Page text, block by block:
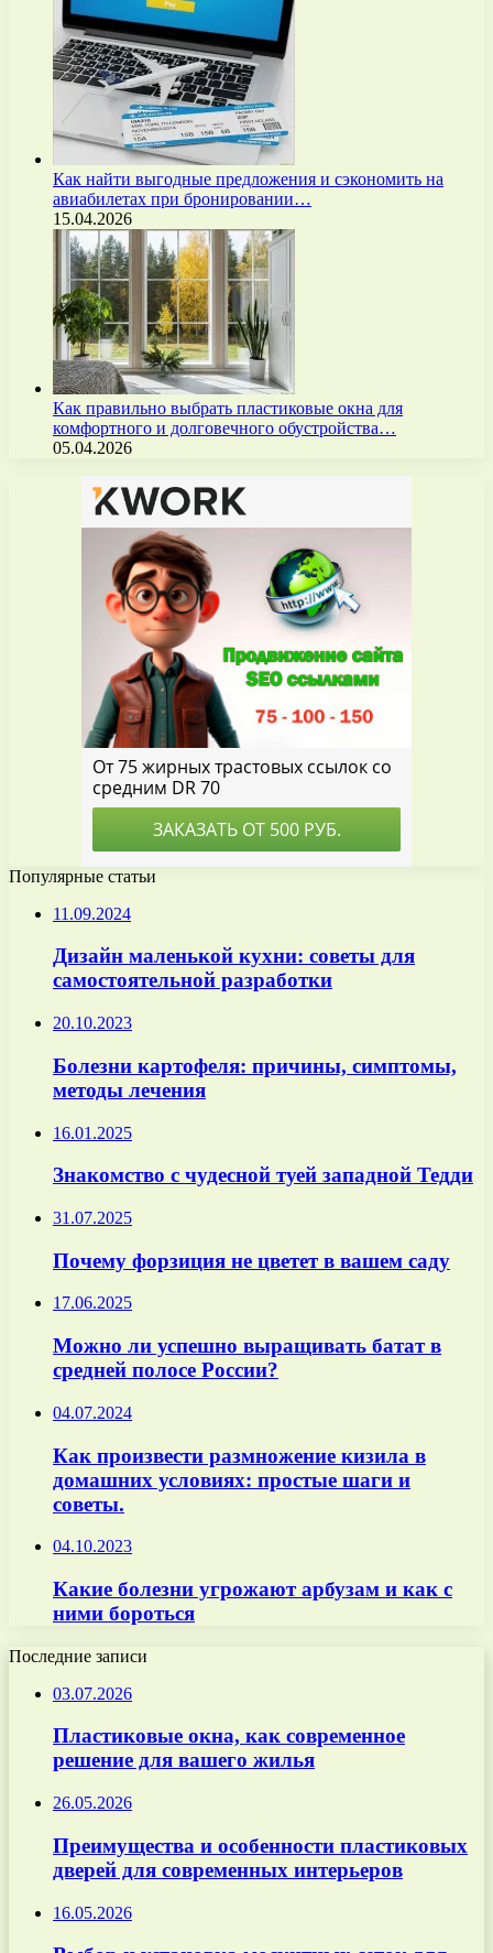
Как найти выгодные предложения и сэкономить на
авиабилетах при бронировании…
15.04.2026
Как правильно выбрать пластиковые окна для
комфортного и долговечного обустройства…
05.04.2026
Популярные статьи
11.09.2024
Дизайн маленькой кухни: советы для
самостоятельной разработки
20.10.2023
Болезни картофеля: причины, симптомы,
методы лечения
16.01.2025
Знакомство с чудесной туей западной Тедди
31.07.2025
Почему форзиция не цветет в вашем саду
17.06.2025
Можно ли успешно выращивать батат в
средней полосе России?
04.07.2024
Как произвести размножение кизила в
домашних условиях: простые шаги и
советы.
04.10.2023
Какие болезни угрожают арбузам и как с
ними бороться
Последние записи
03.07.2026
Пластиковые окна, как современное
решение для вашего жилья
26.05.2026
Преимущества и особенности пластиковых
дверей для современных интерьеров
16.05.2026